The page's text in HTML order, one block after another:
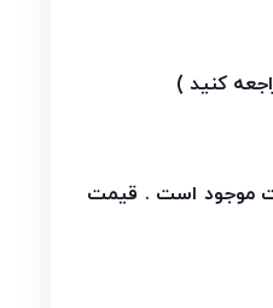
کنید )
ادوات موجود است . قیمت